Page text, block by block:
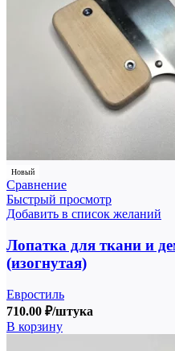
Новый
Сравнение
Быстрый просмотр
Добавить в список желаний
Лопатка для ткани и
(изогнутая)
Евростиль
710.00 ₽/штука
В корзину